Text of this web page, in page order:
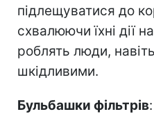
підлещуватися до
схвалюючи їхні дії
роблять люди,
шкідливими.
Бульбашки фільтрів